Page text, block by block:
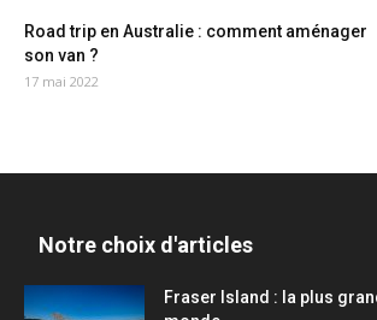
Road trip en Australie : comment aménager
son van ?
17 mai 2022
Notre choix d'articles
Fraser Island : la plus